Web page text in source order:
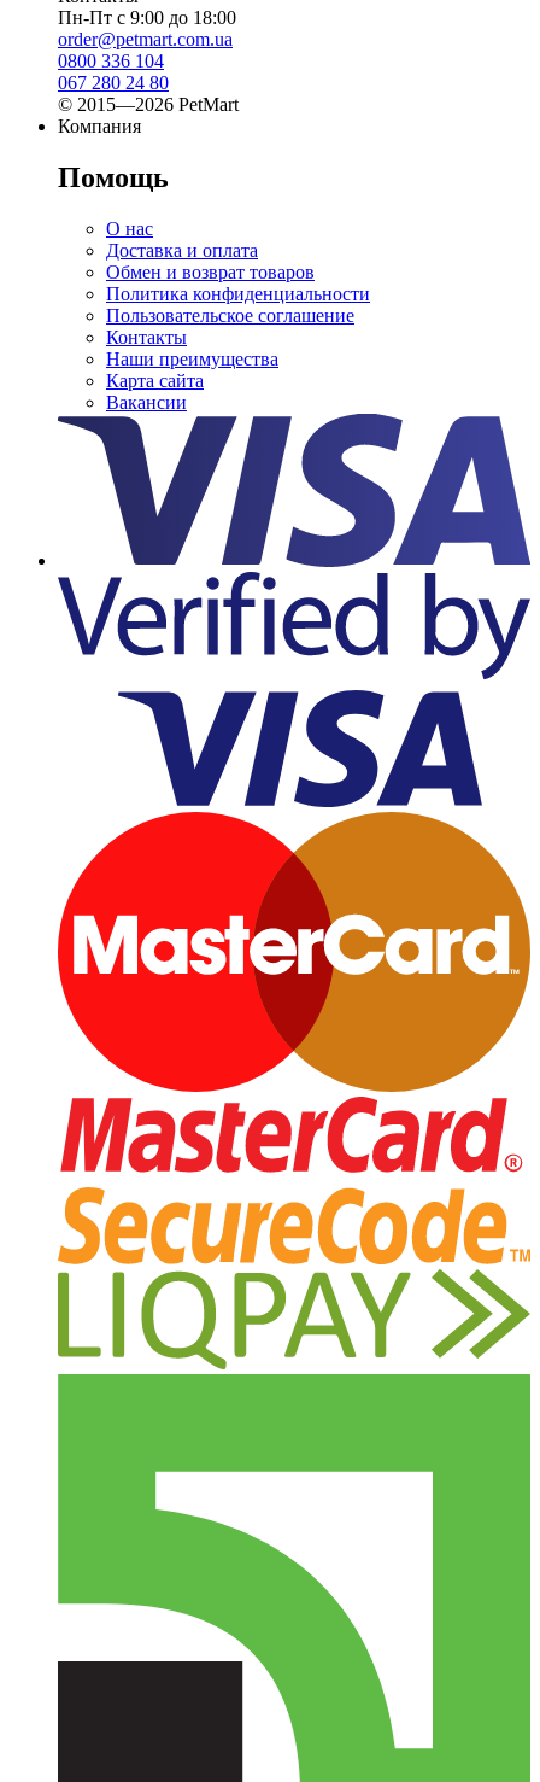
Пн-Пт с 9:00 до 18:00
order@petmart.com.ua
0800 336 104
067 280 24 80
© 2015—2026 PetMart
Компания
Помощь
О нас
Доставка и оплата
Обмен и возврат товаров
Политика конфиденциальности
Пользовательское соглашение
Контакты
Наши преимущества
Карта сайта
Вакансии